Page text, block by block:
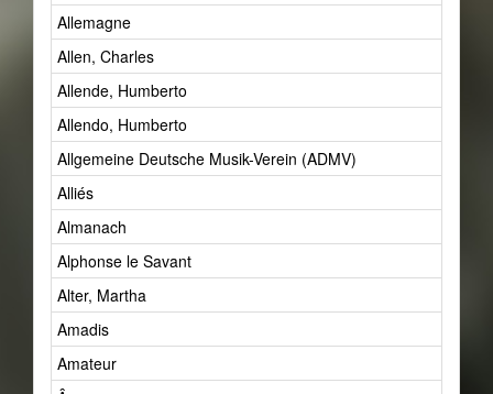
Allemagne
Allen, Charles
Allende, Humberto
Allendo, Humberto
Allgemeine Deutsche Musik-Verein (ADMV)
Alliés
Almanach
Alphonse le Savant
Alter, Martha
Amadis
Amateur